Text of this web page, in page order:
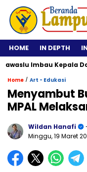
HOME IN DEPTH
Imbau Kepala
Home / Art - Edukasi
Menyambut
MPAL
Wildan Hanafi
Minggu, 19 Maret